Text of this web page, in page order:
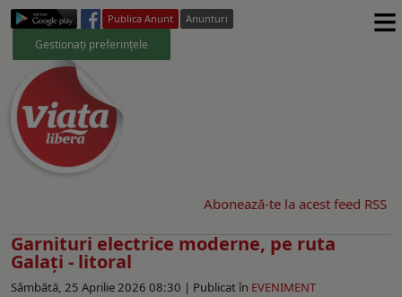
Publica Anunt Anunturi
Gestionați preferințele ≡
Abonează-te la acest feed RSS
Garnituri electrice moderne, pe ruta
Galați - litoral
Sâmbătă, 25 Aprilie 2026 08:30 | Publicat în EVENIMENT